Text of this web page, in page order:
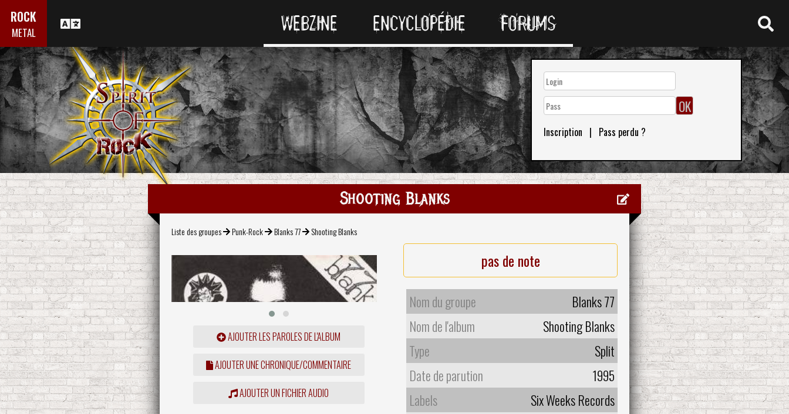
ROCK
METAL WEBZINE ENCYCLOPÉDIE FORUMS
Inscription | Pass perdu ?
Shooting Blanks
Liste des groupes Punk-Rock Blanks 77 Shooting Blanks
AJOUTER LES PAROLES DE L'ALBUM
AJOUTER UNE CHRONIQUE/COMMENTAIRE
AJOUTER UN FICHIER AUDIO
pas de note
Nom du groupe
Blanks 77
Nom de l'album
Shooting Blanks
Type
Split
Date de parution
1995
Labels
Six Weeks Records